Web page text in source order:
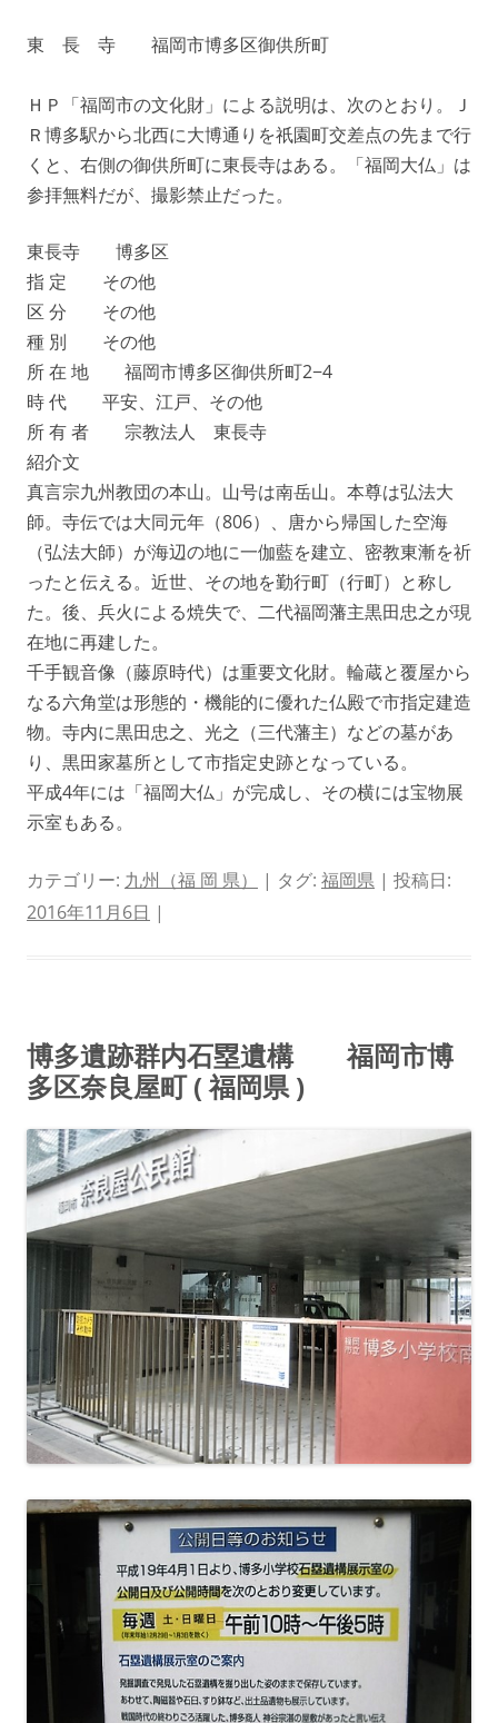
東 長 寺 福岡市博多区御供所町
ＨＰ「福岡市の文化財」による説明は、次のとおり。Ｊ
Ｒ博多駅から北西に大博通りを祇園町交差点の先まで行
くと、右側の御供所町に東長寺はある。「福岡大仏」は
参拝無料だが、撮影禁止だった。
東長寺 博多区
指 定 その他
区 分 その他
種 別 その他
所 在 地 福岡市博多区御供所町2−4
時 代 平安、江戸、その他
所 有 者 宗教法人 東長寺
紹介文
真言宗九州教団の本山。山号は南岳山。本尊は弘法大
師。寺伝では大同元年（806）、唐から帰国した空海
（弘法大師）が海辺の地に一伽藍を建立、密教東漸を祈
ったと伝える。近世、その地を勤行町（行町）と称し
た。後、兵火による焼失で、二代福岡藩主黒田忠之が現
在地に再建した。
千手観音像（藤原時代）は重要文化財。輪蔵と覆屋から
なる六角堂は形態的・機能的に優れた仏殿で市指定建造
物。寺内に黒田忠之、光之（三代藩主）などの墓があ
り、黒田家墓所として市指定史跡となっている。
平成4年には「福岡大仏」が完成し、その横には宝物展
示室もある。
カテゴリー: 九州（福 岡 県） | タグ: 福岡県 | 投稿日:
2016年11月6日 |
博多遺跡群内石塁遺構 福岡市博
多区奈良屋町 ( 福岡県 )